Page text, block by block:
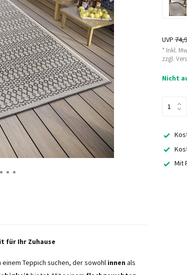
für Ihr Zuhause
Teppich suchen, der sowohl innen als
UVP
* Inkl.
zzgl.
Nicht
Mit